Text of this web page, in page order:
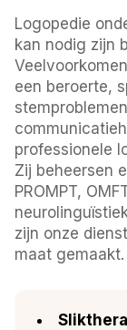
Logopedie
kan nodig zijn
een beroerte,
professionele
Zij beheersen
PROMPT,
zijn onze
maat gemaakt.